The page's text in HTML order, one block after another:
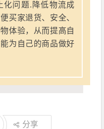
化问题.降低物流成
买家退货、安全、
体验，从而提高自
为自己的商品做好
分享